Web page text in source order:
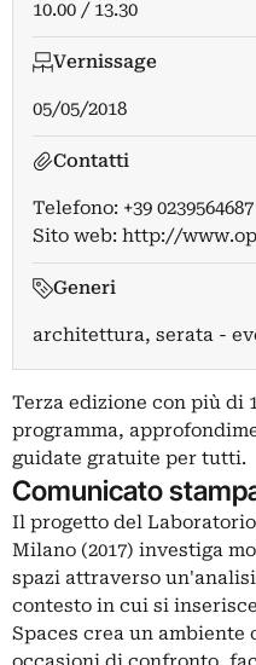
10.00 / 13.30
Vernissage
05/05/2018
Contatti
Telefono: +39 0239564687
Sito web: http://
Generi
architettura, serata -
Terza edizione con più di
programma,
guidate gratuite per tutti.
Comunicato
Il progetto del
Milano (2017) investiga
spazi attraverso
contesto in cui si
Spaces crea un